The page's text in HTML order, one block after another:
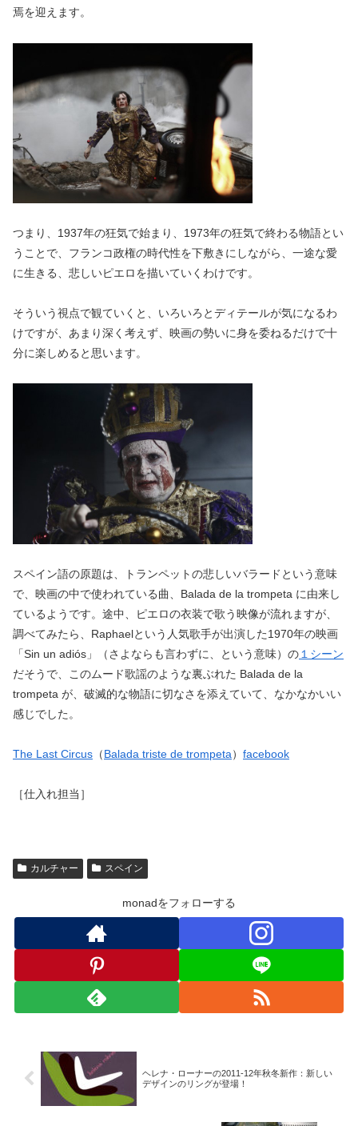
焉を迎えます。
つまり、1937年の狂気で始まり、1973年の狂気で終わる物語とい
うことで、フランコ政権の時代性を下敷きにしながら、一途な愛
に生きる、悲しいピエロを描いていくわけです。
そういう視点で観ていくと、いろいろとディテールが気になるわ
けですが、あまり深く考えず、映画の勢いに身を委ねるだけで十
分に楽しめると思います。
スペイン語の原題は、トランペットの悲しいバラードという意味
で、映画の中で使われている曲、Balada de la trompeta に由来し
ているようです。途中、ピエロの衣装で歌う映像が流れますが、
調べてみたら、Raphaelという人気歌手が出演した1970年の映画
「Sin un adiós」（さよならも言わずに、という意味）の１シーン
だそうで、このムード歌謡のような裏ぶれた Balada de la
trompeta が、破滅的な物語に切なさを添えていて、なかなかいい
感じでした。
The Last Circus （Balada triste de trompeta） facebook
［仕入れ担当］
カルチャー スペイン
monadをフォローする
ヘレナ・ローナーの2011-12年秋冬新作：新しい
デザインのリングが登場！